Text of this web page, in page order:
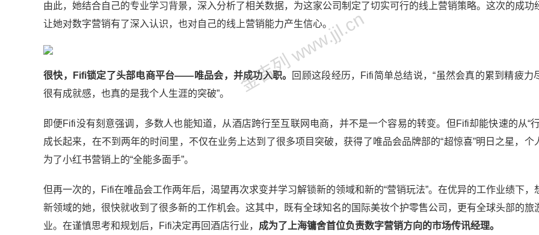
由此，她结合自己的专业学习背景，深入分析了相关数据，为这家公司制定了切实可行的线上营销策略。这次的成功
让她对数字营销有了深入认识，也对自己的线上营销能力产生信心。
很快，Fifi锁定了头部电商平台——唯品会，并成功入职。
回顾这段经历，Fifi简单总结说，“虽然会真的累到精疲力
很有成就感，也真的是我个人生涯的突破”。
即便Fifi没有刻意强调，多数人也能知道，从酒店跨行至互联网电商，并不是一个容易的转变。但Fifi却能快速的从“
成长起来，在不到两年的时间里，不仅在业务上达到了很多项目突破，获得了唯品会品牌部的“超惊喜”明日之星，个
为了小红书营销上的“全能多面手”。
但再一次的，Fifi在唯品会工作两年后，渴望再次求变并学习解锁新的领域和新的“营销玩法”。在优异的工作业绩下，
新领域的她，很快就收到了很多新的工作机会。这其中，既有全球知名的国际美妆个护零售公司，更有全球头部的旅
业。在谨慎思考和规划后，Fifi决定再回酒店行业， 成为了上海镛舍首位负责数字营销方向的市场传讯经理。
金吉列 www.jjl.cn